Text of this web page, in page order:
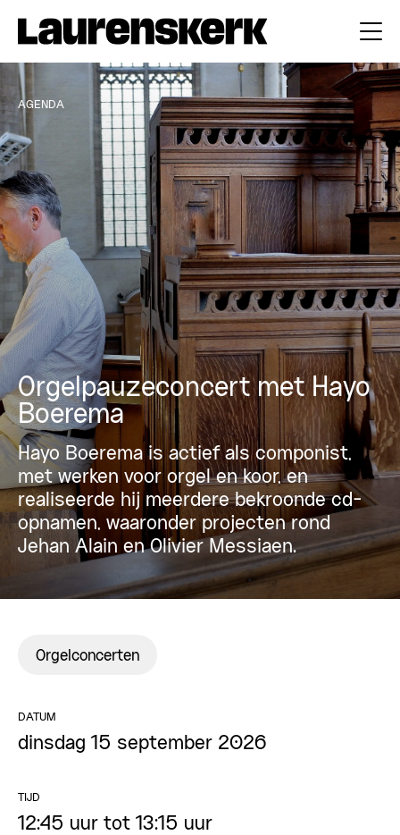
AGENDA
Orgelpauzeconcert met Hayo
Boerema
Hayo Boerema is actief als componist,
met werken voor orgel en koor, en
realiseerde hij meerdere bekroonde cd-
opnamen, waaronder projecten rond
Jehan Alain en Olivier Messiaen.
Orgelconcerten
DATUM
dinsdag 15 september 2026
TIJD
12:45 uur tot 13:15 uur